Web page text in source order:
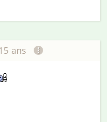
ans